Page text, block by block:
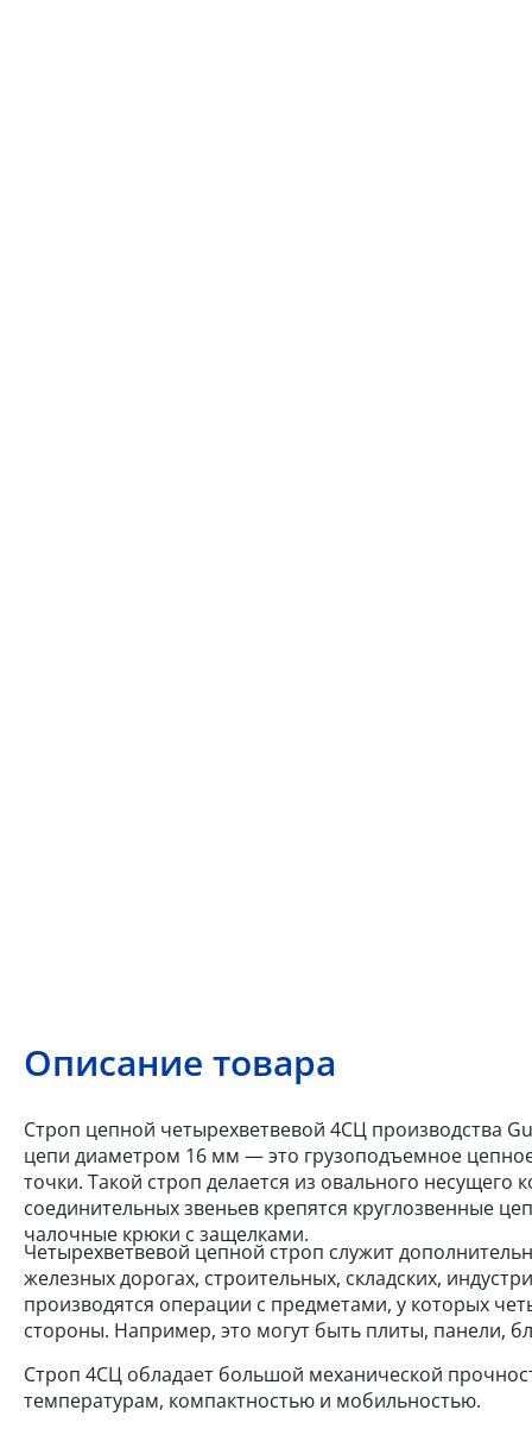
Описание товара
Строп цепной четырехветвевой 4СЦ производства
цепи диаметром 16 мм — это грузоподъемное
точки. Такой строп делается из овального
соединительных звеньев крепятся круглозвенные
чалочные крюки с защелками.
Четырехветвевой цепной строп служит
железных дорогах, строительных, складских,
производятся операции с предметами, у которых
стороны. Например, это могут быть плиты, панели,
Строп 4СЦ обладает большой механической
температурам, компактностью и мобильностью.